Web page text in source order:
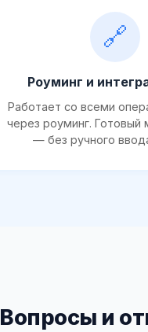
🔗
Роуминг и
Работает со всеми
через роуминг. Готовый
— без ручного
Вопросы и